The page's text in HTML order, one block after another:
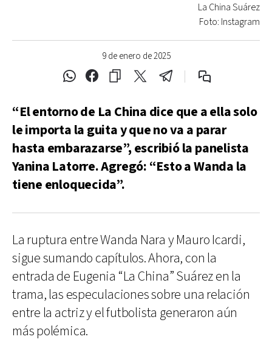
9 de enero de 2025
La China Suárez
Foto: Instagram
“El entorno de La China dice que a ella solo
le importa la guita y que no va a parar
hasta embarazarse”, escribió la panelista
Yanina Latorre. Agregó: “Esto a Wanda la
tiene enloquecida”.
La ruptura entre Wanda Nara y Mauro Icardi,
sigue sumando capítulos. Ahora, con la
entrada de Eugenia “La China” Suárez en la
trama, las especulaciones sobre una relación
entre la actriz y el futbolista generaron aún
más polémica.